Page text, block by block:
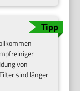
von
sind länger